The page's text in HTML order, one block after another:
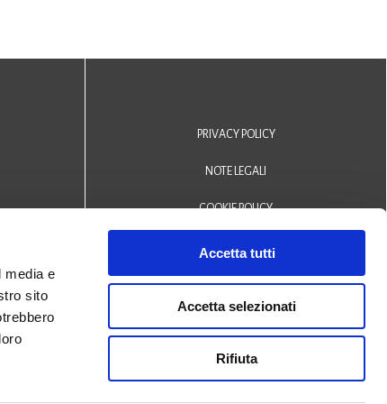
media e
sito
Accetta tutti
Accetta selezionati
Rifiuta
PRIVACY POLICY
NOTE LEGALI
COOKIE POLICY
DICHIARAZIONE DI ACCESSIBILITÀ
© 2024 Biblioteca Comunale
San Biagio Monselice -